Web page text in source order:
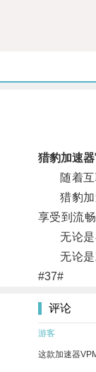
猎豹加速器
随着互联
猎豹加速
享受到流
无论是在
无论是对
#37#
评论
游客
这款加速器